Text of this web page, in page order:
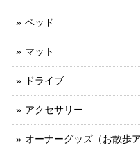
ベッド
マット
ドライブ
アクセサリー
オーナーグッズ（お散歩ア